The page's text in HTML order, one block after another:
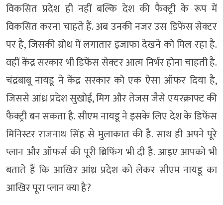
विकसित प्रदेश ही नहीं बल्कि देश की फैक्ट्री के रूप में
विकसित करना चाहते हैं. अब उनकी नजर उस डिफेंस सेक्टर
पर है, जिसकी ग्रोथ में लगातार इजाफा देखने को मिल रहा है.
वहीं केंद्र सरकार भी डिफेंस सेक्टर आत्म निर्भर होना चाहती है.
चंद्रबाबू नायडू ने केंद्र सरकार को एक ऐसा ऑफर दिया है,
जिससे आंध्र प्रदेश सुखोई, मिग और तेजस जैसे एयरक्राफ्ट की
फैक्ट्री बन सकता है. सीएम नायडू ने इसके लिए देश के डिफेंस
मिनिस्टर राजनाथ सिंह से मुलाकात की है. साथ ही अपने पूरे
प्लान और ऑफर्स की पूरी ब्रिफिंग भी दी है. आइए आपको भी
बताते हैं कि आखिर आंध्र प्रदेश को लेकर सीएम नायडू का
आखिर पूरा प्लान क्या है?